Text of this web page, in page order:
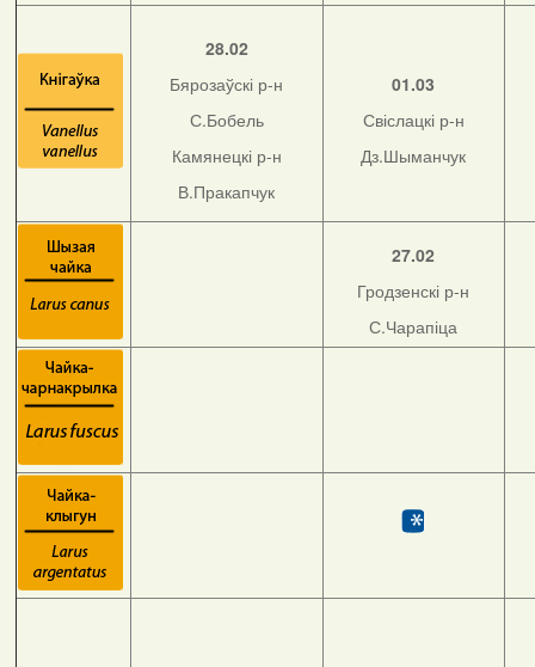
28.02
Бярозаўскі р-н
С.Бобель
Камянецкі р-н
В.Пракапчук
01.03
Свіслацкі р-н
Дз.Шыманчук
27.02
Гродзенскі р-н
С.Чарапіца